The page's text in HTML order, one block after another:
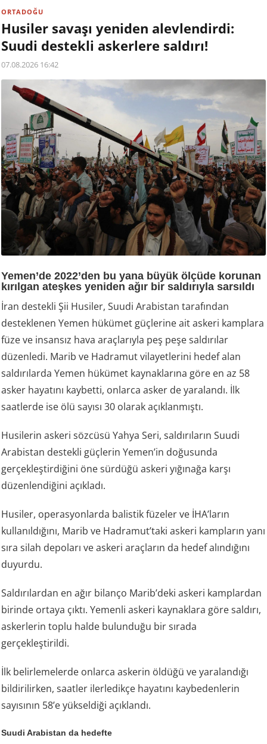
ORTADOĞU
Husiler savaşı yeniden alevlendirdi:
Suudi destekli askerlere saldırı!
07.08.2026 16:42
Yemen’de 2022’den bu yana büyük ölçüde korunan
kırılgan ateşkes yeniden ağır bir saldırıyla sarsıldı
İran destekli Şii Husiler, Suudi Arabistan tarafından
desteklenen Yemen hükümet güçlerine ait askeri kamplara
füze ve insansız hava araçlarıyla peş peşe saldırılar
düzenledi. Marib ve Hadramut vilayetlerini hedef alan
saldırılarda Yemen hükümet kaynaklarına göre en az 58
asker hayatını kaybetti, onlarca asker de yaralandı. İlk
saatlerde ise ölü sayısı 30 olarak açıklanmıştı.
Husilerin askeri sözcüsü Yahya Seri, saldırıların Suudi
Arabistan destekli güçlerin Yemen’in doğusunda
gerçekleştirdiğini öne sürdüğü askeri yığınağa karşı
düzenlendiğini açıkladı.
Husiler, operasyonlarda balistik füzeler ve İHA’ların
kullanıldığını, Marib ve Hadramut’taki askeri kampların yanı
sıra silah depoları ve askeri araçların da hedef alındığını
duyurdu.
Saldırılardan en ağır bilanço Marib’deki askeri kamplardan
birinde ortaya çıktı. Yemenli askeri kaynaklara göre saldırı,
askerlerin toplu halde bulunduğu bir sırada
gerçekleştirildi.
İlk belirlemelerde onlarca askerin öldüğü ve yaralandığı
bildirilirken, saatler ilerledikçe hayatını kaybedenlerin
sayısının 58’e yükseldiği açıklandı.
Suudi Arabistan da hedefte